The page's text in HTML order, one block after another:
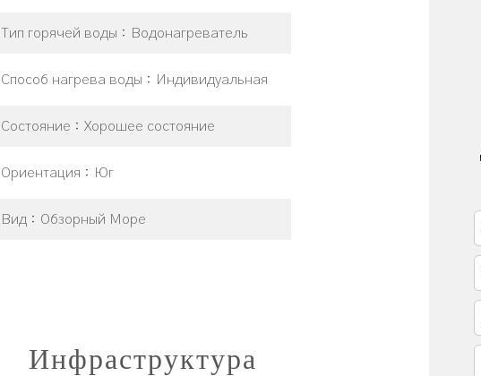
Тип горячей воды Водонагреватель
Способ нагрева воды Индивидуальная
Состояние Хорошее состояние
Ориентация Юг
Вид Обзорный Море
Инфраструктура